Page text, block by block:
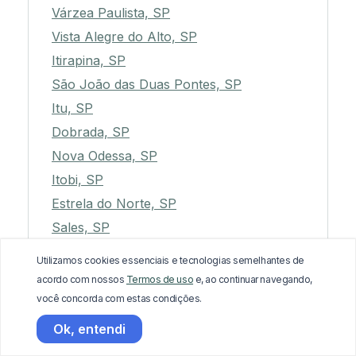
Várzea Paulista, SP
Vista Alegre do Alto, SP
Itirapina, SP
São João das Duas Pontes, SP
Itu, SP
Dobrada, SP
Nova Odessa, SP
Itobi, SP
Estrela do Norte, SP
Sales, SP
Queluz, SP
Luiziânia, SP
Mariápolis, SP
Manduri, SP
Utilizamos cookies essenciais e tecnologias semelhantes de
acordo com nossos Termos de uso e, ao continuar navegando,
você concorda com estas condições.
Ok, entendi